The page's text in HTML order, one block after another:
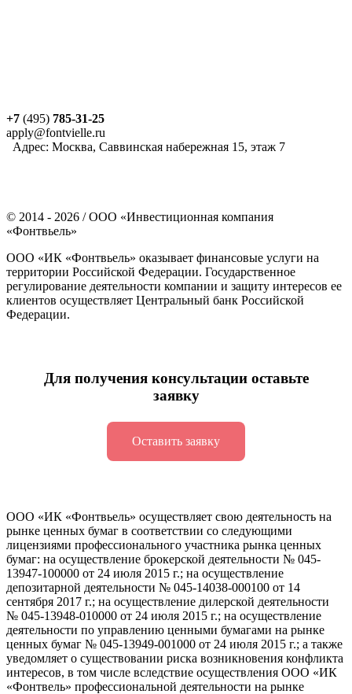
+7 (495) 785-31-25
apply@fontvielle.ru
Адрес: Москва, Саввинская набережная 15, этаж 7
© 2014 - 2026 / ООО «Инвестиционная компания
«Фонтвьель»
ООО «ИК «Фонтвьель» оказывает финансовые услуги на
территории Российской Федерации. Государственное
регулирование деятельности компании и защиту интересов ее
клиентов осуществляет Центральный банк Российской
Федерации.
Для получения консультации оставьте
заявку
Оставить заявку
ООО «ИК «Фонтвьель» осуществляет свою деятельность на
рынке ценных бумаг в соответствии со следующими
лицензиями профессионального участника рынка ценных
бумаг: на осуществление брокерской деятельности № 045-
13947-100000 от 24 июля 2015 г.; на осуществление
депозитарной деятельности № 045-14038-000100 от 14
сентября 2017 г.; на осуществление дилерской деятельности
№ 045-13948-010000 от 24 июля 2015 г.; на осуществление
деятельности по управлению ценными бумагами на рынке
ценных бумаг № 045-13949-001000 от 24 июля 2015 г.; а также
уведомляет о существовании риска возникновения конфликта
интересов, в том числе вследствие осуществления ООО «ИК
«Фонтвель» профессиональной деятельности на рынке